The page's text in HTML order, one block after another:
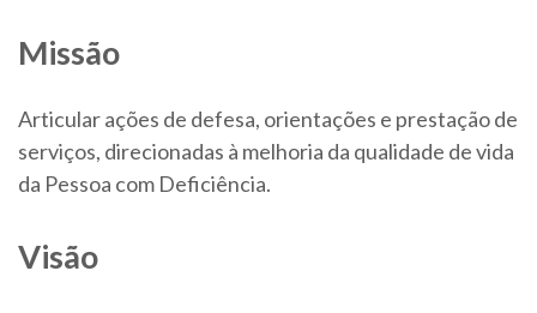
Missão
Articular ações de defesa, orientações e prestação de
serviços, direcionadas à melhoria da qualidade de vida
da Pessoa com Deficiência.
Visão